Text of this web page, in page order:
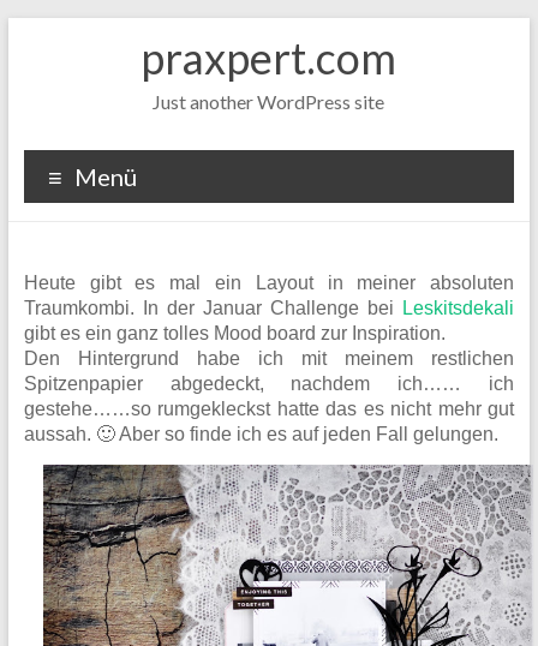
praxpert.com
Just another WordPress site
Menü
Heute gibt es mal ein Layout in meiner absoluten
Traumkombi. In der Januar Challenge bei
Leskitsdekali
gibt es ein ganz tolles Mood board zur Inspiration.
Den Hintergrund habe ich mit meinem restlichen
Spitzenpapier abgedeckt, nachdem ich…… ich
gestehe……so rumgekleckst hatte das es nicht mehr gut
aussah. 🙂 Aber so finde ich es auf jeden Fall gelungen.